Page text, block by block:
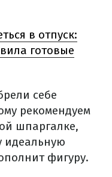
в отпуск:
готовые
себе
рекомендуем
шпаргалке,
идеальную
фигуру.